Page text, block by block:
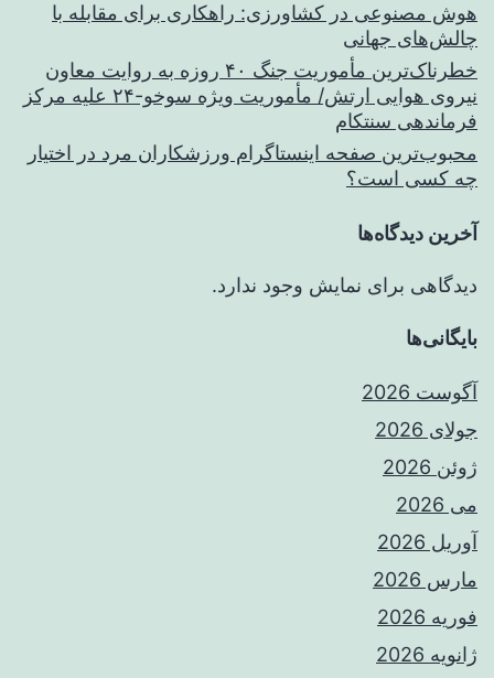
هوش مصنوعی در کشاورزی: راهکاری برای مقابله با
چالش‌های جهانی
خطرناک‌ترین مأموریت جنگ ۴۰ روزه به روایت معاون
نیروی هوایی ارتش/ مأموریت ویژه سوخو-۲۴ علیه مرکز
فرماندهی سنتکام
محبوب‌ترین صفحه اینستاگرام ورزشکاران مرد در اختیار
چه کسی است؟
آخرین دیدگاه‌ها
دیدگاهی برای نمایش وجود ندارد.
بایگانی‌ها
آگوست 2026
جولای 2026
ژوئن 2026
می 2026
آوریل 2026
مارس 2026
فوریه 2026
ژانویه 2026